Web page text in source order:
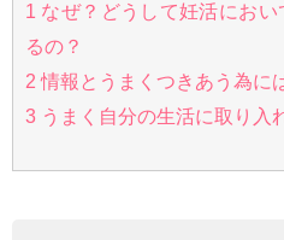
1 なぜ？どうして妊活にお
るの？
2 情報とうまくつきあう為に
3 うまく自分の生活に取り入